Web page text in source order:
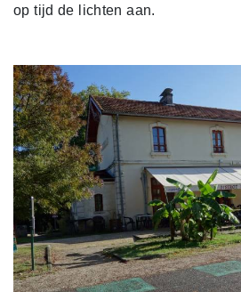
op tijd de lichten aan.